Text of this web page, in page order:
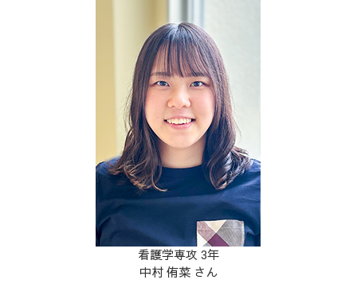
看護学専攻 3年
中村 侑菜 さん